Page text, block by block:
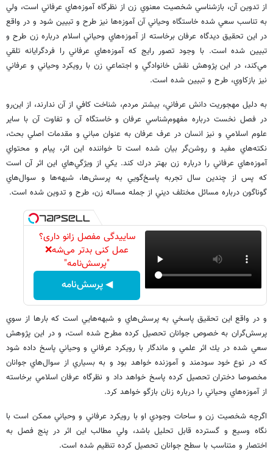
ﺍﺯ ﺗﺪﻭﻳﻦ ﺁﻥ، ﺑﺎﺯﺷﻨﺎﺳﻲ ﺷﺨﺼﻴﺖ ﻣﻌﻨﻮﻱ ﺯﻥ ﺍﺯ ﻧﻈﺮﮔﺎﻩ ﺁﻣﻮﺯﻩ‌ﻫﺎﻱ ﻋﺮﻓﺎﻧﻲ ﺍﺳﺖ، ﻭﻟﻲ
ﺑﻪ ﺗﻨﺎﺳﺐ ﺳﻌﻲ ﺷﺪﻩ ﺧﺎﺳﺘﮕﺎﻩ ﻭﺣﻴﺎﻧﻲ ﺁﻥ ﺁﻣﻮﺯﻩ‌ﻫﺎ ﻧﻴﺰ ﻃﺮﺡ ﻭ ﺗﺒﻴﻴﻦ ﺷﻮﺩ ﻭ ﺩﺭ ﻭﺍﻗﻊ
ﺩﺭ ﺍﻳﻦ ﺗﺤﻘﻴﻖ ﺩﻳﺪﮔﺎﻩ ﻋﺮﻓﺎﻥ ﺑﺮﺧﺎﺳﺘﻪ ﺍﺯ ﺁﻣﻮﺯﻩ‌ﻫﺎﻱ ﻭﺣﻴﺎﻧﻲ ﺍﺳﻼ‌ﻡ ﺩﺭﺑﺎﺭﻩ ﺯﻥ ﻃﺮﺡ ﻭ
ﺗﺒﻴﻴﻦ ﺷﺪﻩ ﺍﺳﺖ. ﺑﺎ ﻭﺟﻮﺩ ﺗﺼﻮﺭ ﺭﺍﻳﺞ ﻛﻪ ﺁﻣﻮﺯﻩ‌ﻫﺎﻱ ﻋﺮﻓﺎﻧﻲ ﺭﺍ ﻓﺮﺩﮔﺮﺍﻳﺎﻧﻪ ﺗﻠﻘﻲ
ﻣﻲ‌ﻛﻨﺪ، ﺩﺭ ﺍﻳﻦ ﭘﮋﻭﻫﺶ ﻧﻘﺶ ﺧﺎﻧﻮﺍﺩﮔﻲ ﻭ ﺍﺟﺘﻤﺎﻋﻲ ﺯﻥ ﺑﺎ ﺭﻭﻳﻜﺮﺩ ﻭﺣﻴﺎﻧﻲ ﻭ ﻋﺮﻓﺎﻧﻲ
ﻧﻴﺰ ﺑﺎﺯﻛﺎﻭﻱ، ﻃﺮﺡ ﻭ ﺗﺒﻴﻴﻦ ﺷﺪﻩ ﺍﺳﺖ.
ﺑﻪ ﺩﻟﻴﻞ ﻣﻬﺠﻮﺭﻳﺖ ﺩﺍﻧﺶ ﻋﺮﻓﺎﻧﻲ، ﺑﻴﺸﺘﺮ ﻣﺮﺩﻡ، ﺷﻨﺎﺧﺖ ﻛﺎﻓﻲ ﺍﺯ ﺁﻥ ﻧﺪﺍﺭﻧﺪ، ﺍﺯ ﺍﻳﻦ‌ﺭﻭ
ﺩﺭ ﻓﺼﻞ ﻧﺨﺴﺖ ﺩﺭﺑﺎﺭﻩ ﻣﻔﻬﻮﻡ‌ﺷﻨﺎﺳﻲ ﻋﺮﻓﺎﻥ ﻭ ﺧﺎﺳﺘﮕﺎﻩ ﺁﻥ ﻭ ﺗﻔﺎﻭﺕ ﺁﻥ ﺑﺎ ﺳﺎﻳﺮ
ﻋﻠﻮﻡ ﺍﺳﻼ‌ﻣﻲ ﻭ ﻧﻴﺰ ﺍﻧﺴﺎﻥ ﺩﺭ ﻋﺮﻑ ﻋﺮﻓﺎﻥ ﺑﻪ ﻋﻨﻮﺍﻥ ﻣﺒﺎﻧﻲ ﻭ ﻣﻘﺪﻣﺎﺕ ﺍﺻﻠﻲ ﺑﺤﺚ،
ﻧﻜﺘﻪ‌ﻫﺎﻱ ﻣﻔﻴﺪ ﻭ ﺭﻭﺷﻦ‌ﮔﺮ ﺑﻴﺎﻥ ﺷﺪﻩ ﺍﺳﺖ ﺗﺎ ﺧﻮﺍﻧﻨﺪﻩ ﺍﻳﻦ ﺍﺛﺮ، ﭘﻴﺎﻡ ﻭ ﻣﺤﺘﻮﺍﻱ
ﺁﻣﻮﺯﻩ‌ﻫﺎﻱ ﻋﺮﻓﺎﻧﻲ ﺭﺍ ﺩﺭﺑﺎﺭﻩ ﺯﻥ ﺑﻬﺘﺮ ﺩﺭﻙ ﻛﻨﺪ. ﻳﻜﻲ ﺍﺯ ﻭﻳﮋﮔﻲ‌ﻫﺎﻱ ﺍﻳﻦ ﺍﺛﺮ ﺁﻥ ﺍﺳﺖ
ﻛﻪ ﭘﺲ ﺍﺯ ﭼﻨﺪﻳﻦ ﺳﺎﻝ ﺗﺠﺮﺑﻪ ﭘﺎﺳﺦ‌ﮔﻮﻳﻲ ﺑﻪ ﭘﺮﺳﺶ‌ﻫﺎ، ﺷﺒﻬﻪ‌ﻫﺎ ﻭ ﺳﻮﺍﻝ‌ﻫﺎﻱ
ﮔﻮﻧﺎﮔﻮﻥ ﺩﺭﺑﺎﺭﻩ ﻣﺴﺎﺋﻞ ﻣﺨﺘﻠﻒ ﺩﻳﻨﻲ ﺍﺯ ﺟﻤﻠﻪ ﻣﺴﺎﻟﻪ ﺯﻥ، ﻃﺮﺡ ﻭ ﺗﺪﻭﻳﻦ ﺷﺪﻩ ﺍﺳﺖ.
ساییدگی مفصل زانو داری؟
عمل کنی بدتر می‌شه❌
"پرسش‌نامه"
◀ پرسش‌نامه
ﻭ ﺩﺭ ﻭﺍﻗﻊ ﺍﻳﻦ ﺗﺤﻘﻴﻖ ﭘﺎﺳﺨﻲ ﺑﻪ ﭘﺮﺳﺶ‌ﻫﺎﻱ ﻭ ﺷﺒﻬﻪ‌ﻫﺎﻳﻲ ﺍﺳﺖ ﻛﻪ ﺑﺎﺭﻫﺎ ﺍﺯ ﺳﻮﻱ
ﭘﺮﺳﺶ‌ﮔﺮﺍﻥ ﺑﻪ ﺧﺼﻮﺹ ﺟﻮﺍﻧﺎﻥ ﺗﺤﺼﻴﻞ ﻛﺮﺩﻩ ﻣﻄﺮﺡ ﺷﺪﻩ ﺍﺳﺖ، ﻭ ﺩﺭ ﺍﻳﻦ ﭘﮋﻭﻫﺶ
ﺳﻌﻲ ﺷﺪﻩ ﺩﺭ ﻳﻚ ﺍﺛﺮ ﻋﻠﻤﻲ ﻭ ﻣﺎﻧﺪﮔﺎﺭ ﺑﺎ ﺭﻭﻳﻜﺮﺩ ﻋﺮﻓﺎﻧﻲ ﻭ ﻭﺣﻴﺎﻧﻲ ﭘﺎﺳﺦ ﺩﺍﺩﻩ ﺷﻮﺩ
ﻛﻪ ﺩﺭ ﻧﻮﻉ ﺧﻮﺩ ﺳﻮﺩﻣﻨﺪ ﻭ ﺁﻣﻮﺯﻧﺪﻩ ﺧﻮﺍﻫﺪ ﺑﻮﺩ ﻭ ﺑﻪ ﺑﺴﻴﺎﺭﻱ ﺍﺯ ﺳﻮﺍﻝ‌ﻫﺎﻱ ﺟﻮﺍﻧﺎﻥ
ﻣﺨﺼﻮﺻﺎ ﺩﺧﺘﺮﺍﻥ ﺗﺤﺼﻴﻞ ﻛﺮﺩﻩ ﭘﺎﺳﺦ ﺧﻮﺍﻫﺪ ﺩﺍﺩ ﻭ ﻧﻈﺮﮔﺎﻩ ﻋﺮﻓﺎﻥ ﺍﺳﻼ‌ﻣﻲ ﺑﺮﺧﺎﺳﺘﻪ
ﺍﺯ ﺁﻣﻮﺯﻩ‌ﻫﺎﻱ ﻭﺣﻴﺎﻧﻲ ﺭﺍ ﺩﺭﺑﺎﺭﻩ ﺯﻧﺎﻥ ﺑﺎﺯﮔﻮ ﺧﻮﺍﻫﺪ ﻛﺮﺩ.
ﺍﮔﺮﭼﻪ ﺷﺨﺼﻴﺖ ﺯﻥ ﻭ ﺳﺎﺣﺎﺕ ﻭﺟﻮﺩﻱ ﺍﻭ ﺑﺎ ﺭﻭﻳﻜﺮﺩ ﻋﺮﻓﺎﻧﻲ ﻭ ﻭﺣﻴﺎﻧﻲ ﻣﻤﻜﻦ ﺍﺳﺖ ﺑﺎ
ﻧﮕﺎﻩ ﻭﺳﻴﻊ ﻭ ﮔﺴﺘﺮﺩﻩ ﻗﺎﺑﻞ ﺗﺤﻠﻴﻞ ﺑﺎﺷﺪ، ﻭﻟﻲ ﻣﻄﺎﻟﺐ ﺍﻳﻦ ﺍﺛﺮ ﺩﺭ ﭘﻨﺞ ﻓﺼﻞ ﺑﻪ
ﺍﺧﺘﺼﺎﺭ ﻭ ﻣﺘﻨﺎﺳﺐ ﺑﺎ ﺳﻄﺢ ﺟﻮﺍﻧﺎﻥ ﺗﺤﺼﻴﻞ ﻛﺮﺩﻩ ﺗﻨﻈﻴﻢ ﺷﺪﻩ ﺍﺳﺖ.